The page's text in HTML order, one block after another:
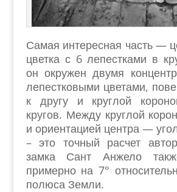
Самая интересная часть —
цветка с 6 лепестками в
он окружен двумя
лепестковыми цветами,
к другу и круглой
кругов. Между круглой
и ориентацией центра —
– это точный расчет
замка Сант Анжело
примерно на 7°
полюса Земли.